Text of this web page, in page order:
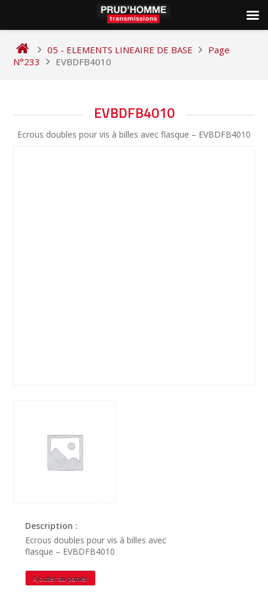
content
05 - ELEMENTS LINEAIRE DE BASE
Page
N°233
EVBDFB4010
EVBDFB4010
Ecrous doubles pour vis à billes avec flasque – EVBDFB4010
Description :
Ecrous doubles pour vis à billes avec
flasque – EVBDFB4010
quantité
de
Ajouter au panier
DE